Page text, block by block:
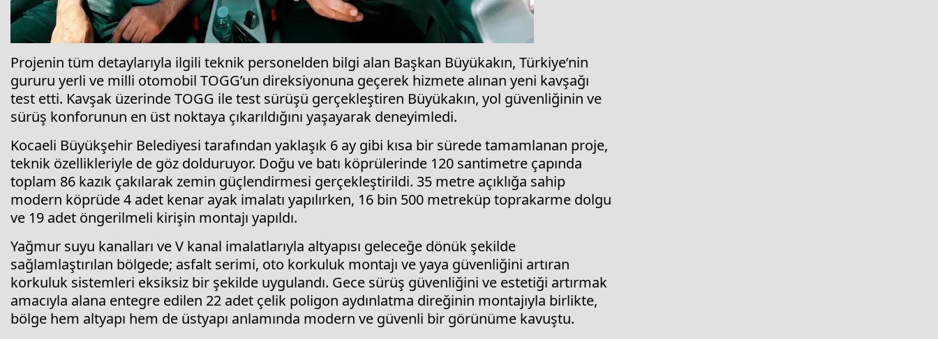
Projenin tüm detaylarıyla ilgili teknik personelden bilgi alan Başkan Büyükakın, Türkiye’nin
gururu yerli ve milli otomobil TOGG’un direksiyonuna geçerek hizmete alınan yeni kavşağı
test etti. Kavşak üzerinde TOGG ile test sürüşü gerçekleştiren Büyükakın, yol güvenliğinin ve
sürüş konforunun en üst noktaya çıkarıldığını yaşayarak deneyimledi.
Kocaeli Büyükşehir Belediyesi tarafından yaklaşık 6 ay gibi kısa bir sürede tamamlanan proje,
teknik özellikleriyle de göz dolduruyor. Doğu ve batı köprülerinde 120 santimetre çapında
toplam 86 kazık çakılarak zemin güçlendirmesi gerçekleştirildi. 35 metre açıklığa sahip
modern köprüde 4 adet kenar ayak imalatı yapılırken, 16 bin 500 metreküp toprakarme dolgu
ve 19 adet öngerilmeli kirişin montajı yapıldı.
Yağmur suyu kanalları ve V kanal imalatlarıyla altyapısı geleceğe dönük şekilde
sağlamlaştırılan bölgede; asfalt serimi, oto korkuluk montajı ve yaya güvenliğini artıran
korkuluk sistemleri eksiksiz bir şekilde uygulandı. Gece sürüş güvenliğini ve estetiği artırmak
amacıyla alana entegre edilen 22 adet çelik poligon aydınlatma direğinin montajıyla birlikte,
bölge hem altyapı hem de üstyapı anlamında modern ve güvenli bir görünüme kavuştu.